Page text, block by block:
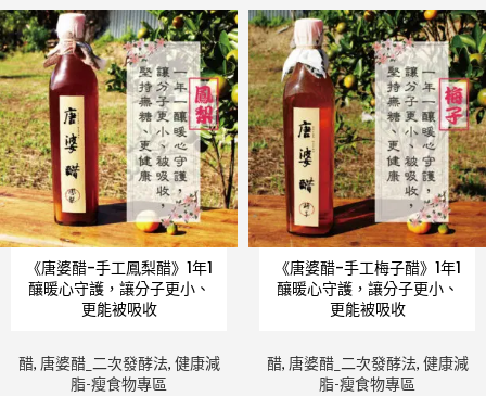
《唐婆醋-手工鳳梨醋》1年1
釀暖心守護，讓分子更小、
更能被吸收
醋, 唐婆醋_二次發酵法, 健康減
脂-瘦食物專區
《唐婆醋-手工梅子醋》1年1
釀暖心守護，讓分子更小、
更能被吸收
醋, 唐婆醋_二次發酵法, 健康減
脂-瘦食物專區